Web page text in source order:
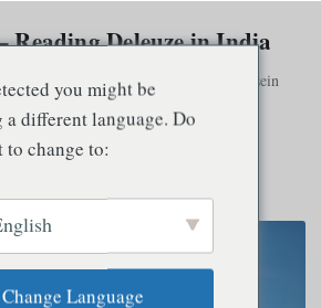
Reading Deleuze in India
in Verbindung mit anderem Bewusstsein
Speisekarte
you might be
a different language. Do
to change to:
Change Language